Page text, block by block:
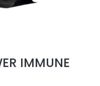
IMMUNE